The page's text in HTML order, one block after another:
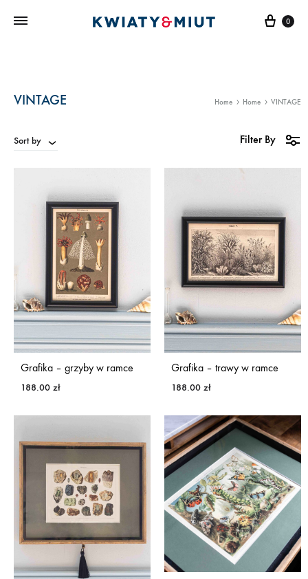
Cart
0
VINTAGE Home Home VINTAGE
Sort by Filter By
Grafika – grzyby w ramce
188.00 zł
Grafika – trawy w ramce
188.00 zł